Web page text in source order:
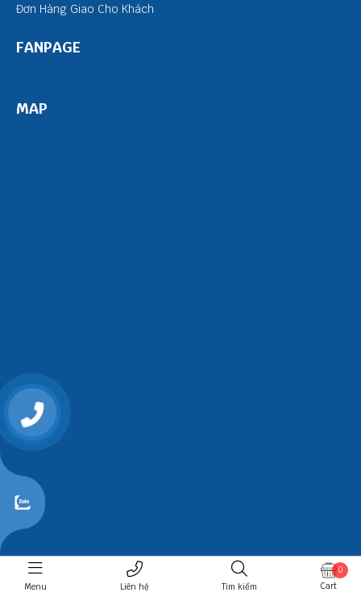
Menu Liên hệ Tìm kiếm
0
Cart
Đơn Hàng Giao Cho Khách
FANPAGE
MAP
0868107515